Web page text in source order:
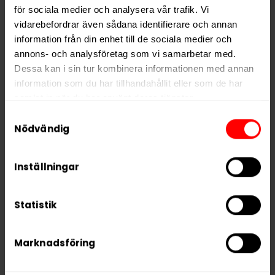
för sociala medier och analysera vår trafik. Vi
vidarebefordrar även sådana identifierare och annan
information från din enhet till de sociala medier och
annons- och analysföretag som vi samarbetar med.
Dessa kan i sin tur kombinera informationen med annan
information som du har tillhandahållit eller som de har
We work with
who may receive and
Nödvändig
Inställningar
Statistik
Marknadsföring
Alla produkter med smakenCitrus
PRODUKTINFORMATION
Typ
Vitt Snus
Format
Nikotin per gram
Nikotin per dosa
Portioner per dosa